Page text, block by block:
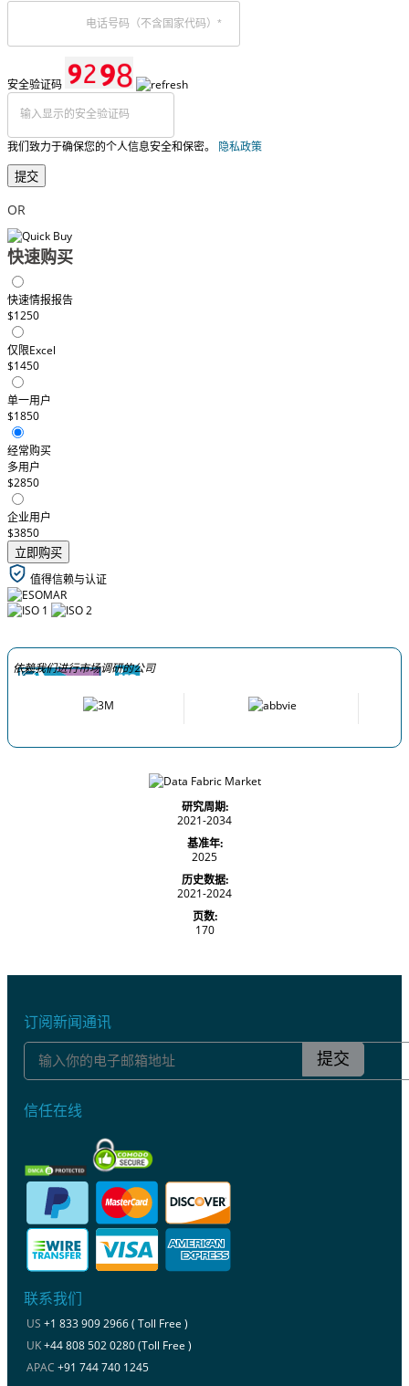
安全验证码
我们致力于确保您的个人信息安全和保密。 隐私政策
提交
OR
快速购买
快速情报报告
$1250
仅限Excel
$1450
单一用户
$1850
经常购买
多用户
$2850
企业用户
$3850
立即购买
值得信赖与认证
依赖我们进行市场调研的公司
研究周期:
2021-2034
基准年:
2025
历史数据:
2021-2024
页数:
170
订阅新闻通讯
提交
信任在线
联系我们
US +1 833 909 2966 ( Toll Free )
UK+44 808 502 0280 (Toll Free )
APAC +91 744 740 1245